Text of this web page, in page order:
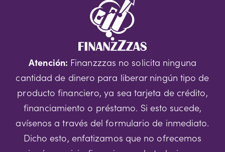
Atención: Finanzzzas no solicita ninguna
cantidad de dinero para liberar ningún tipo de
producto financiero, ya sea tarjeta de crédito,
financiamiento o préstamo. Si esto sucede,
avísenos a través del formulario de inmediato.
Dicho esto, enfatizamos que no ofrecemos